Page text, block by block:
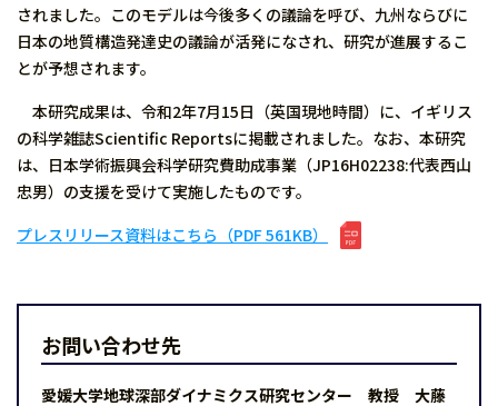
されました。このモデルは今後多くの議論を呼び、九州ならびに
日本の地質構造発達史の議論が活発になされ、研究が進展するこ
とが予想されます。
本研究成果は、令和2年7月15日（英国現地時間）に、イギリス
の科学雑誌Scientific Reportsに掲載されました。なお、本研究
は、日本学術振興会科学研究費助成事業（JP16H02238:代表西山
忠男）の支援を受けて実施したものです。
プレスリリース資料はこちら（PDF 561KB）
お問い合わせ先
愛媛大学地球深部ダイナミクス研究センター 教授 大藤